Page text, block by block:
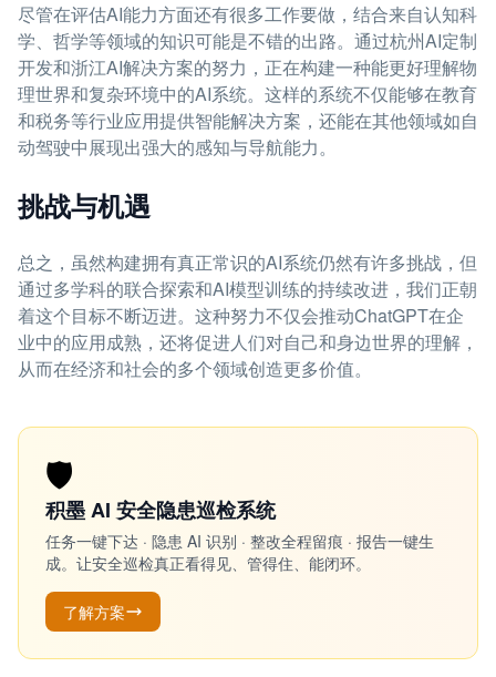
尽管在评估AI能力方面还有很多工作要做，结合来自认知科
学、哲学等领域的知识可能是不错的出路。通过杭州AI定制
开发和浙江AI解决方案的努力，正在构建一种能更好理解物
理世界和复杂环境中的AI系统。这样的系统不仅能够在教育
和税务等行业应用提供智能解决方案，还能在其他领域如自
动驾驶中展现出强大的感知与导航能力。
挑战与机遇
总之，虽然构建拥有真正常识的AI系统仍然有许多挑战，但
通过多学科的联合探索和AI模型训练的持续改进，我们正朝
着这个目标不断迈进。这种努力不仅会推动ChatGPT在企
业中的应用成熟，还将促进人们对自己和身边世界的理解，
从而在经济和社会的多个领域创造更多价值。
🛡️
积墨 AI 安全隐患巡检系统
任务一键下达 · 隐患 AI 识别 · 整改全程留痕 · 报告一键生
成。让安全巡检真正看得见、管得住、能闭环。
了解方案